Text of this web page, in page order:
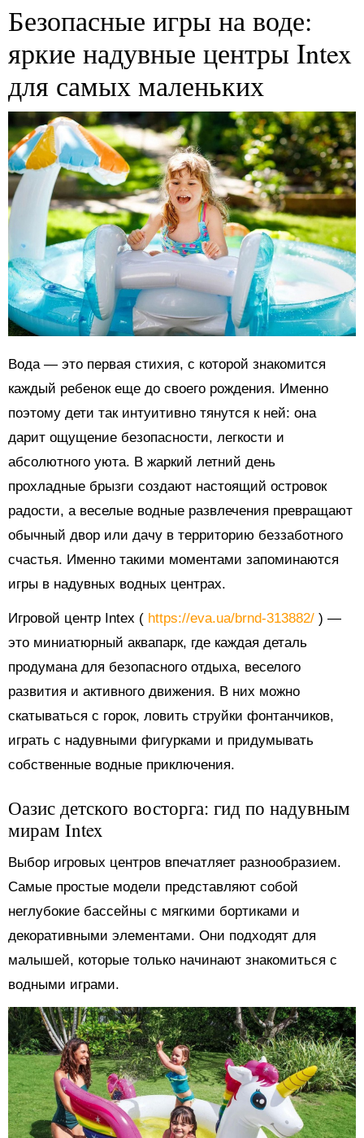
Безопасные игры на воде:
яркие надувные центры Intex
для самых маленьких
Вода — это первая стихия, с которой знакомится
каждый ребенок еще до своего рождения. Именно
поэтому дети так интуитивно тянутся к ней: она
дарит ощущение безопасности, легкости и
абсолютного уюта. В жаркий летний день
прохладные брызги создают настоящий островок
радости, а веселые водные развлечения превращают
обычный двор или дачу в территорию беззаботного
счастья. Именно такими моментами запоминаются
игры в надувных водных центрах.
Игровой центр Intex ( https://eva.ua/brnd-313882/ ) —
это миниатюрный аквапарк, где каждая деталь
продумана для безопасного отдыха, веселого
развития и активного движения. В них можно
скатываться с горок, ловить струйки фонтанчиков,
играть с надувными фигурками и придумывать
собственные водные приключения.
Оазис детского восторга: гид по надувным
мирам Intex
Выбор игровых центров впечатляет разнообразием.
Самые простые модели представляют собой
неглубокие бассейны с мягкими бортиками и
декоративными элементами. Они подходят для
малышей, которые только начинают знакомиться с
водными играми.